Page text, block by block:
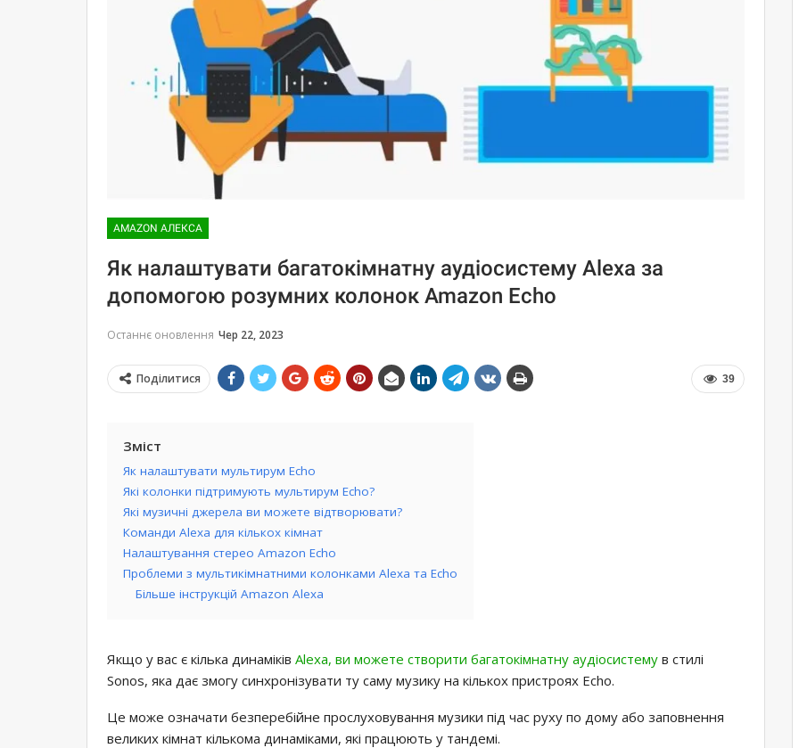
AMAZON АЛЕКСА
​Як налаштувати багатокімнатну аудіосистему Alexa за
допомогою розумних колонок Amazon Echo
Останнє оновлення Чер 22, 2023
39
Поділитися
Зміст
Як налаштувати мультирум Echo
Які колонки підтримують мультирум Echo?
Які музичні джерела ви можете відтворювати?
Команди Alexa для кількох кімнат
Налаштування стерео Amazon Echo
Проблеми з мультикімнатними колонками Alexa та Echo
Більше інструкцій Amazon Alexa
Якщо у вас є кілька динаміків Alexa, ви можете створити багатокімнатну аудіосистему в стилі
Sonos, яка дає змогу синхронізувати ту саму музику на кількох пристроях Echo.
Це може означати безперебійне прослуховування музики під час руху по дому або заповнення
великих кімнат кількома динаміками, які працюють у тандемі.